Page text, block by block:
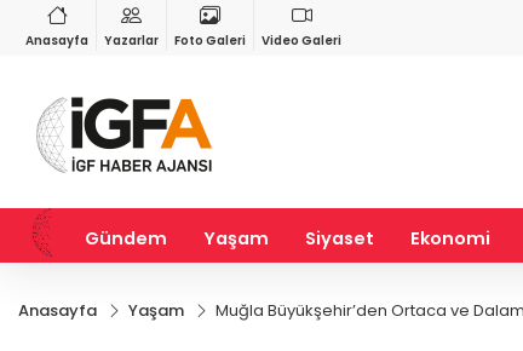
Anasayfa Yazarlar Foto Galeri Video Galeri
%-0,22
0,0018%0,32
Gündem Yaşam Siyaset Ekonomi
Anasayfa Yaşam Muğla Büyükşehir’den Ortaca ve